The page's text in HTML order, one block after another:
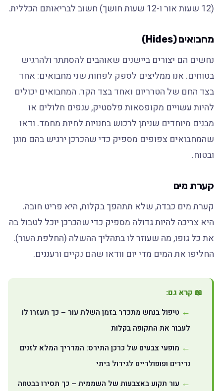
מחבואים (Hides)
נחשים הם יצורים ביישנים שאוהבים להסתתר ולהרגיש
בטוחים. אנו ממליצים לספק לפחות שני מחבואים: אחד
בצד החם של הטרריום ואחד בצד הקר. המחבואים יכולים
להיות עשויים מקופסאות פלסטיק, ענפים חלולים או
מבנים מיוחדים שניתן לרכוש בחנויות לחיות מחמד. ודאו
שהמחבואים צפופים מספיק כדי שהכרכן ירגיש בהם מוגן
ובטוח.
קערת מים
קערת מים כבדה, שלא תתהפך בקלות, היא פריט חובה.
היא צריכה להיות גדולה מספיק כדי שהכרכן יוכל לטבול בה
את כל גופו, מה שעוזר לו בתהליך ההשלה (החלפת העור).
החליפו את המים מדי יום וודאו שהם נקיים ורעננים.
📖 קרא גם:
טיפול בנחש מתכדר בזמן השלת עור – כך תעזרו לו
לעבור את התקופה בקלות
מופעי צבעים של כרכן התירס: המדריך המלא לזנים
נדירים ופופולריים לגידול ביתי
עור תקוע באצבעות של השממית – כך תסירו בבטחה